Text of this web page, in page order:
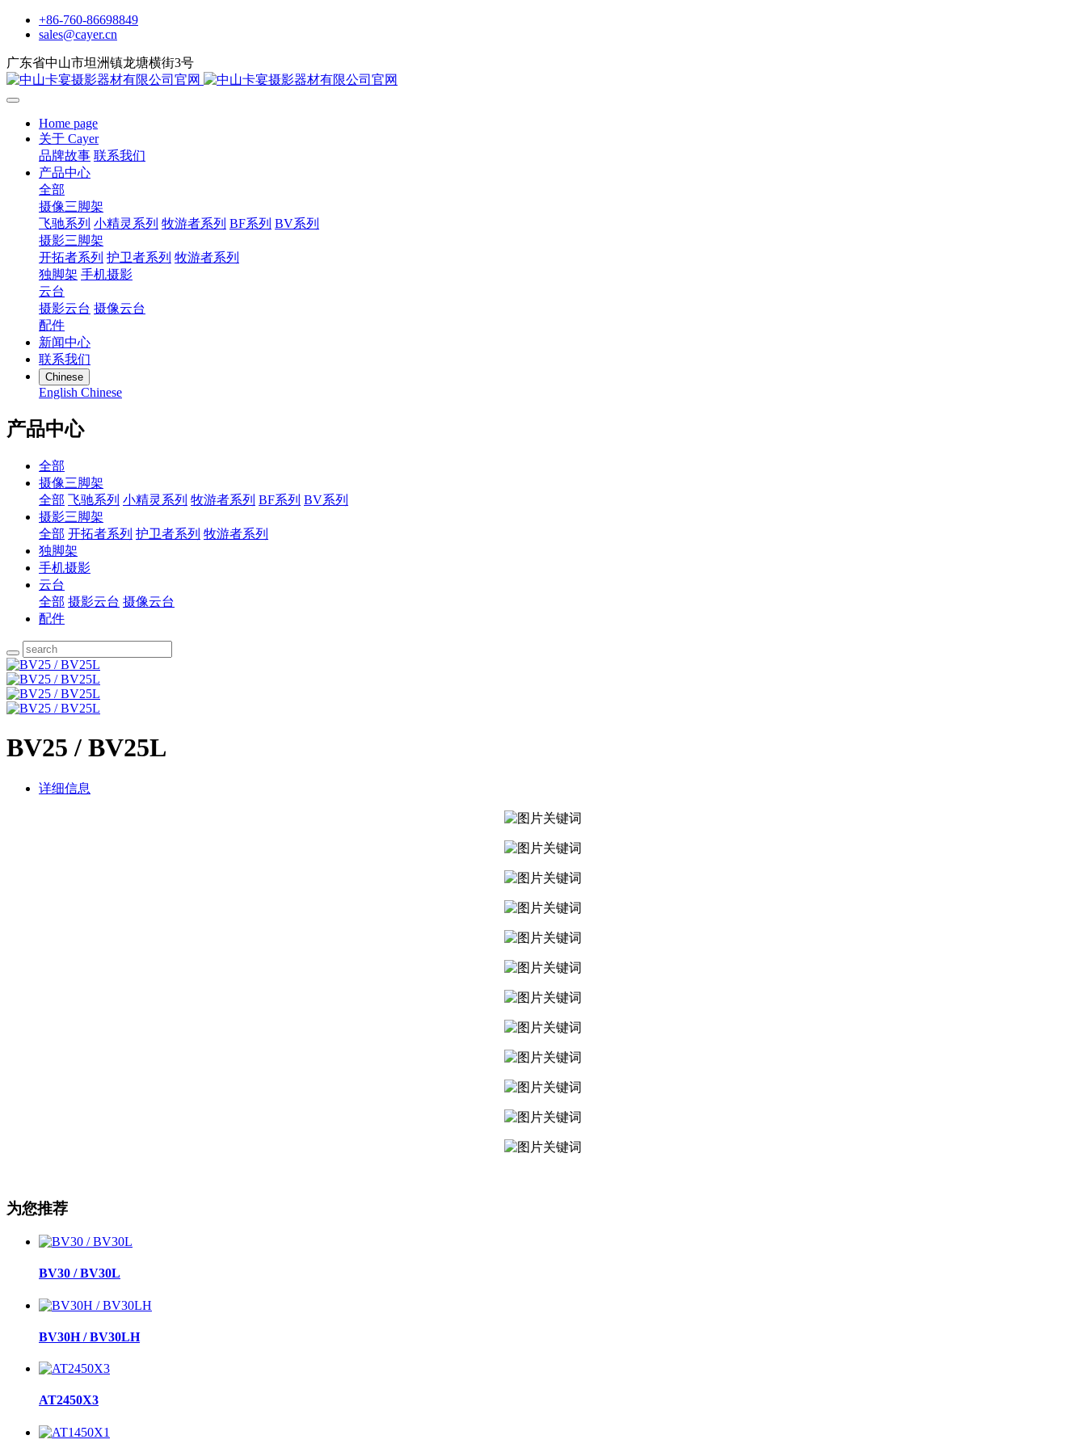
+86-760-86698849
sales@cayer.cn
广东省中山市坦洲镇龙塘横街3号
Home page
关于 Cayer
品牌故事 联系我们
产品中心
全部
摄像三脚架
飞驰系列 小精灵系列 牧游者系列 BF系列 BV系列
摄影三脚架
开拓者系列 护卫者系列 牧游者系列
独脚架 手机摄影
云台
摄影云台 摄像云台
配件
新闻中心
联系我们
Chinese
English Chinese
产品中心
全部
摄像三脚架
全部 飞驰系列 小精灵系列 牧游者系列 BF系列 BV系列
摄影三脚架
全部 开拓者系列 护卫者系列 牧游者系列
独脚架
手机摄影
云台
全部 摄影云台 摄像云台
配件
BV25 / BV25L
详细信息
为您推荐
BV30 / BV30L
BV30H / BV30LH
AT2450X3